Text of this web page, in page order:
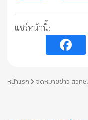
แชร์หน้านี้:
หน้าแรก จดหมายข่าว สวทช